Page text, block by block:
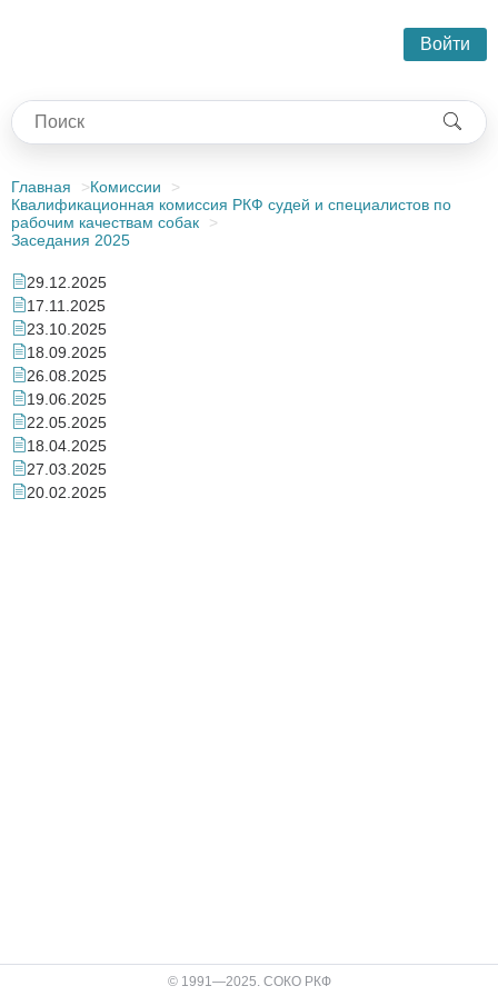
Войти
Главная
Комиссии
Квалификационная комиссия РКФ судей и специалистов по
рабочим качествам собак
Заседания 2025
29.12.2025
17.11.2025
23.10.2025
18.09.2025
26.08.2025
19.06.2025
22.05.2025
18.04.2025
27.03.2025
20.02.2025
© 1991—2025. СОКО РКФ